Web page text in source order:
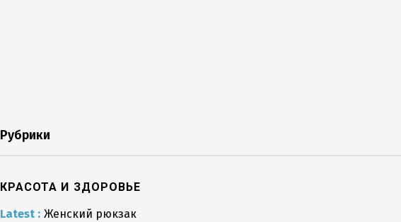
Рубрики
КРАСОТА И ЗДОРОВЬЕ
Latest : Женский рюкзак